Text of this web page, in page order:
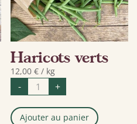
Haricots verts
12,00€ / kg
- quantité
Haricots
verts
+
Ajouter au panier